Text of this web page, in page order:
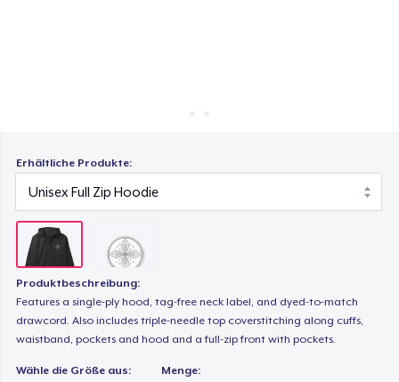
Erhältliche Produkte:
Produktbeschreibung:
Features a single-ply hood, tag-free neck label, and dyed-to-match
drawcord. Also includes triple-needle top coverstitching along cuffs,
waistband, pockets and hood and a full-zip front with pockets.
Wähle die Größe aus: Menge: